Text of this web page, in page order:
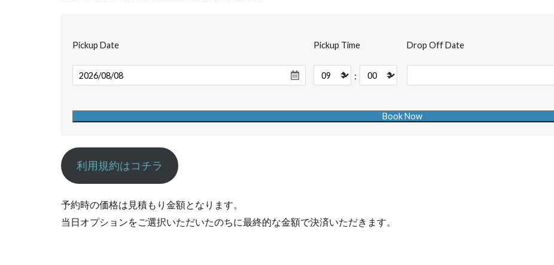
Pickup Date Pickup Time
:
Drop Off Date
利用規約はコチラ
予約時の価格は見積もり金額となります。
当日オプションをご選択いただいたのちに最終的な金額で決済いただきます。